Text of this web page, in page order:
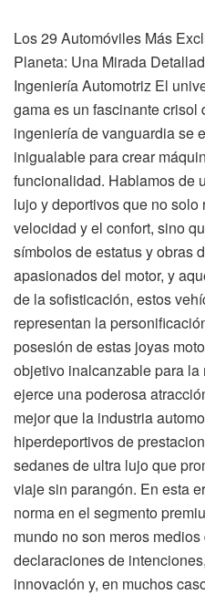
Los 29 Automóviles Más
Planeta: Una Mirada
Ingeniería Automotriz El
gama es un fascinante crisol
ingeniería de vanguardia se
inigualable para crear
funcionalidad. Hablamos de
lujo y deportivos que no
velocidad y el confort, sino
símbolos de estatus y obras
apasionados del motor, y
de la sofisticación, estos
representan la
posesión de estas joyas
objetivo inalcanzable para
ejerce una poderosa
mejor que la industria
hiperdeportivos de
sedanes de ultra lujo que
viaje sin parangón. En esta
norma en el segmento
mundo no son meros
declaraciones de
innovación y, en muchos